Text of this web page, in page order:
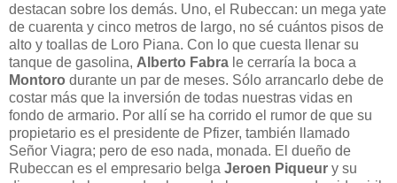
destacan sobre los demás. Uno, el Rubeccan: un mega yate
de cuarenta y cinco metros de largo, no sé cuántos pisos de
alto y toallas de Loro Piana. Con lo que cuesta llenar su
tanque de gasolina, Alberto Fabra le cerraría la boca a
Montoro durante un par de meses. Sólo arrancarlo debe de
costar más que la inversión de todas nuestras vidas en
fondo de armario. Por allí se ha corrido el rumor de que su
propietario es el presidente de Pfizer, también llamado
Señor Viagra; pero de eso nada, monada. El dueño de
Rubeccan es el empresario belga Jeroen Piqueur y su